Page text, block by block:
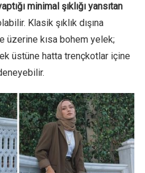
minimal şıklığı yansıtan
Klasik şıklık dışına
üzerine kısa bohem yelek;
üstüne hatta trençkotlar içine